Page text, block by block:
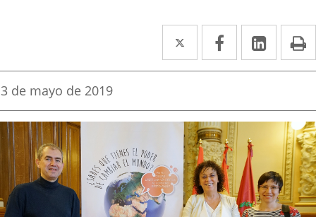
Twitter
Enlace
a
aplicación
externa.
Facebook
Enlace
a
aplicación
externa.
Enlace
a
Fecha
la
noticia
3 de mayo de 2019